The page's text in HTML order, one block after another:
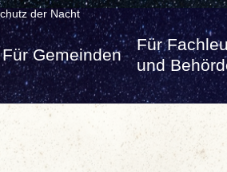
der Nacht
Für Gemeinden
Für
und